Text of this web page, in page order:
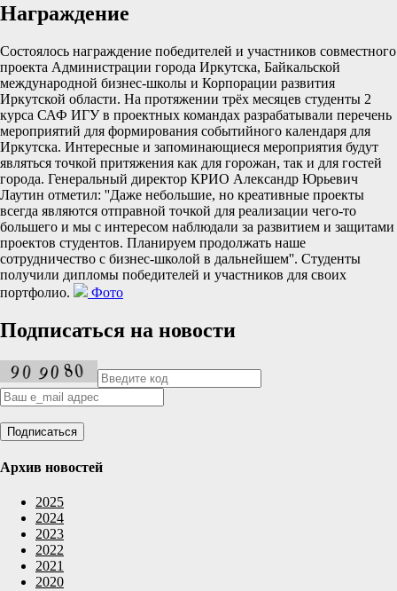
Награждение
Состоялось награждение победителей и участников совместного
проекта Администрации города Иркутска, Байкальской
международной бизнес-школы и Корпорации развития
Иркутской области. На протяжении трёх месяцев студенты 2
курса САФ ИГУ в проектных командах разрабатывали перечень
мероприятий для формирования событийного календаря для
Иркутска. Интересные и запоминающиеся мероприятия будут
являться точкой притяжения как для горожан, так и для гостей
города. Генеральный директор КРИО Александр Юрьевич
Лаутин отметил: ''Даже небольшие, но креативные проекты
всегда являются отправной точкой для реализации чего-то
большего и мы с интересом наблюдали за развитием и защитами
проектов студентов. Планируем продолжать наше
сотрудничество с бизнес-школой в дальнейшем''. Студенты
получили дипломы победителей и участников для своих
портфолио.
Фото
Подписаться на новости
Архив новостей
2025
2024
2023
2022
2021
2020